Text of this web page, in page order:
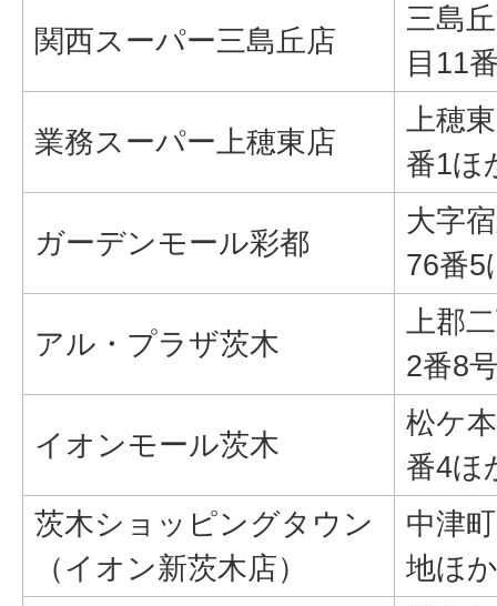
関西スーパー三島丘店
三島
目11
業務スーパー上穂東店
上穂
番1ほ
ガーデンモール彩都
大字
76番5
アル・プラザ茨木
上郡
2番8
イオンモール茨木
松ケ
番4ほ
茨木ショッピングタウン
（イオン新茨木店）
中津
地ほか